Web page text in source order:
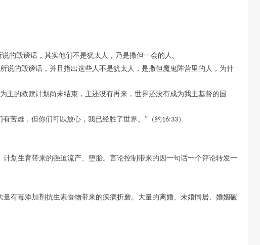
的毁谤话，其实他们不是犹太人，乃是撒但一会的人。
说的毁谤话，并且指出这些人不是犹太人，是撒但魔鬼阵营里的人，为什
主的救赎计划尚未结束，主还没有再来，世界还没有成为我主基督的国
有苦难，但你们可以放心，我已经胜了世界。 ”（约16:33）
划生育带来的强迫流产、堕胎。言论控制带来的因一句话一个评论转发一
有毒添加剂抗生素食物带来的疾病折磨。大量的离婚、未婚同居、婚姻破